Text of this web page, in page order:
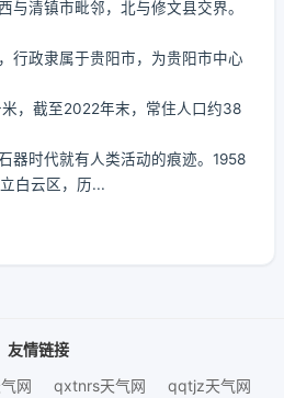
与清镇市毗邻，北与修文县交界。
行政隶属于贵阳市，为贵阳市中心
，截至2022年末，常住人口约38
器时代就有人类活动的痕迹。1958
白云区，历...
友情链接
网 qxtnrs天气网 qqtjz天气网